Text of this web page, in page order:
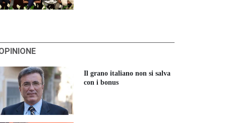
Il grano italiano non si salva
con i bonus